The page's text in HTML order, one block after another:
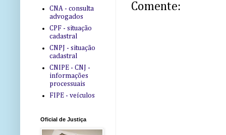
Comente:
CNA - consulta
advogados
CPF - situação
cadastral
CNPJ - situação
cadastral
CNIPE - CNJ -
informações
processuais
FIPE - veículos
Oficial de Justiça